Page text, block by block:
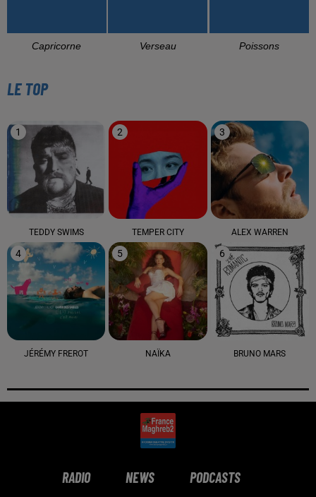
Capricorne Verseau Poissons
LE TOP
1
TEDDY SWIMS
2
TEMPER CITY
3
ALEX WARREN
4
JÉRÉMY FREROT
5
NAÏKA
6
BRUNO MARS
RADIO NEWS PODCASTS